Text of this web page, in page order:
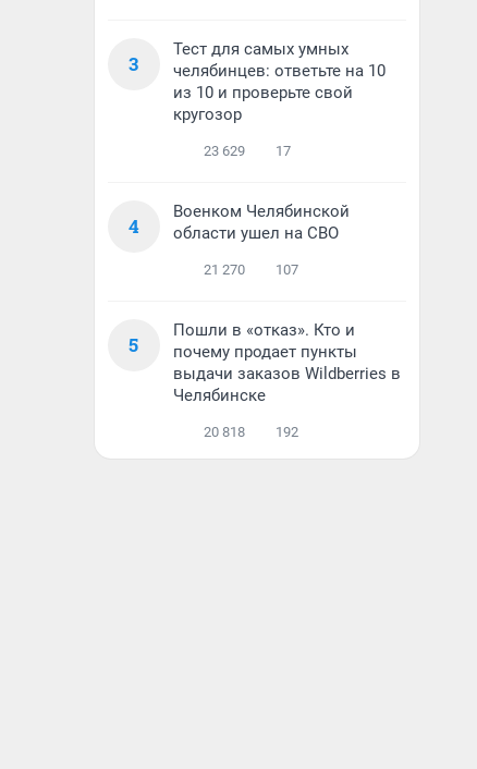
3
Тест для самых умных
челябинцев: ответьте на 10
из 10 и проверьте свой
кругозор
23 629 17
4
Военком Челябинской
области ушел на СВО
21 270 107
5
Пошли в «отказ». Кто и
почему продает пункты
выдачи заказов Wildberries в
Челябинске
20 818 192